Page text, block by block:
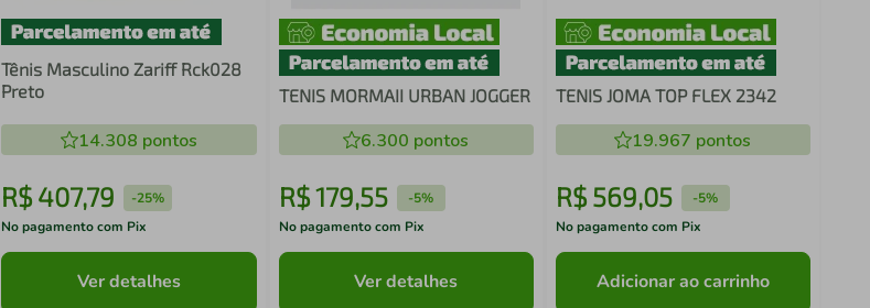
Tênis Masculino Zariff Rck028
Preto
14.308 pontos
R$407,79 -25%
No pagamento com Pix
Ver detalhes
TENIS MORMAII URBAN JOGGER
6.300 pontos
R$179,55 -5%
No pagamento com Pix
Ver detalhes
TENIS JOMA TOP FLEX 2342
19.967 pontos
R$ 569,05 -5%
No pagamento com Pix
Adicionar ao carrinho